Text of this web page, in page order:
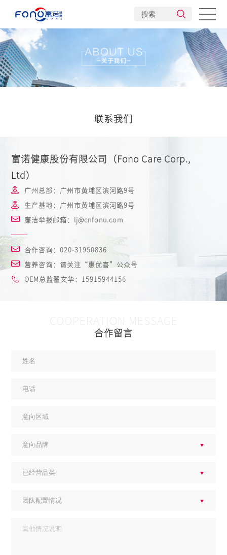
联系我们
富诺健康股份有限公司（Fono Care Corp.,
Ltd）
广州总部：广州市黄埔区滨河路9号
生产基地：广州市黄埔区滨河路9号
廉洁举报邮箱：lj@cnfonu.com
合作咨询：020-31950836
营养咨询：请关注“惠优喜”公众号
OEM总监翟文华：15915944156
合作留言